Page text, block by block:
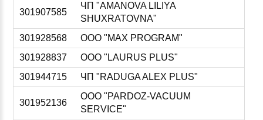
301907585
ЧП "AMANOVA LILIYA
SHUXRATOVNA"
301928568
ООО "MAX PROGRAM"
301928837
ООО "LAURUS PLUS"
301944715
ЧП "RADUGA ALEX PLUS"
301952136
ООО "PARDOZ-VACUUM
SERVICE"